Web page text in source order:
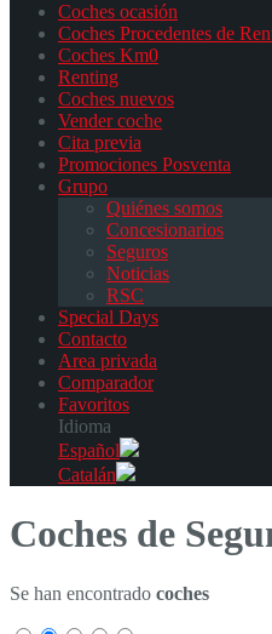
Coches ocasión
Coches Procedentes de
Coches Km0
Renting
Coches nuevos
Vender coche
Cita previa
Promociones Posventa
Grupo
Quiénes somos
Concesionarios
Seguros
Noticias
RSC
Special Days
Contacto
Area privada
Comparador
Favoritos
Idioma
Español
Catalán
Coches de
Se han encontrado coches